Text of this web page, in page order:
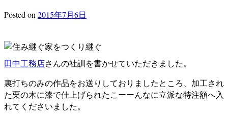
Posted on 2015年7月6日
田中工務店さんの社訓を書かせていただきました。
裏打ちのみの作品をお送りしておりましたところ、加工され
た栗の木に漆で仕上げられたこーーんなに立派な特注額へ入
れてくださいました。